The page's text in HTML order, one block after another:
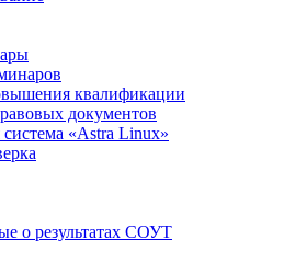
квалификации
документов
«Astra Linux»
о результатах СОУТ